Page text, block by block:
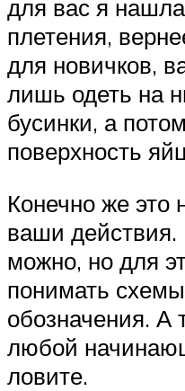
для вас я
плетения,
для новичков,
лишь одеть на
бусинки, а
поверхность
Конечно же это
ваши действия.
можно, но для
понимать
обозначения. А
любой
ловите.